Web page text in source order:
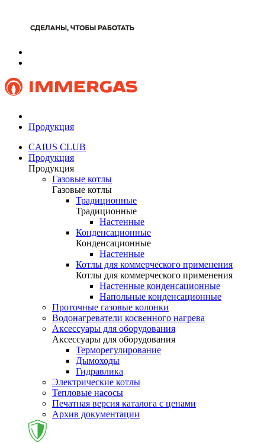
Продукция
CAIUS CLUB
Продукция
Продукция
Газовые котлы
Газовые котлы
Традиционные
Традиционные
Настенные
Конденсационные
Конденсационные
Настенные
Котлы для коммерческого применения
Котлы для коммерческого применения
Настенные конденсационные
Напольные конденсационные
Проточные газовые колонки
Водонагреватели косвенного нагрева
Аксессуары для оборудования
Аксессуары для оборудования
Терморегулирование
Дымоходы
Гидравлика
Электрические котлы
Тепловые насосы
Печатная версия каталога с ценами
Архив документации